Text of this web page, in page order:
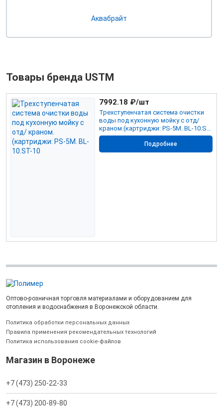
Аквабрайт
Товары бренда USTM
Трехступенчатая система очистки
воды под кухонную мойку с отд/
краном.(картриджи: PS-5M. BL-10.ST-
10
7992.18 ₽/шт
Подробнее
Оптово-розничная торговля материалами и оборудованием для
отопления и водоснабжения в Воронежской области.
Политика обработки персональных данных
Правила применения рекомендательных технологий
Политика использования cookie-файлов
Магазин в Воронеже
+7 (473) 250-22-33
+7 (473) 200-89-80